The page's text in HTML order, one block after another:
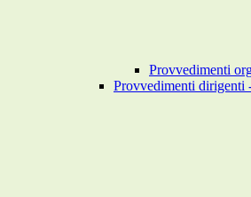
Provvedimenti
Provvedimenti dirigenti